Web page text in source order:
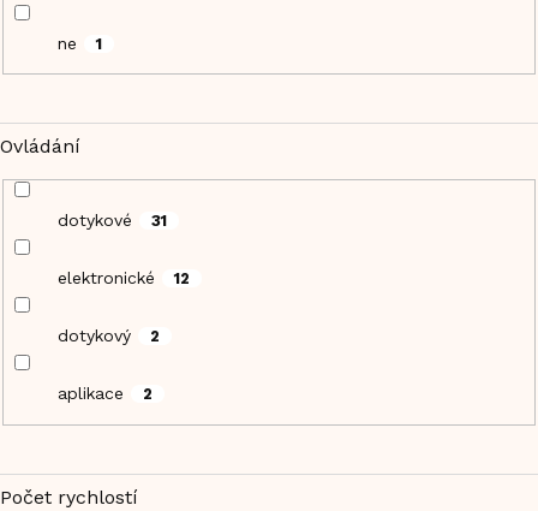
ne 1
Ovládání
dotykové 31
elektronické 12
dotykový 2
aplikace 2
Počet rychlostí